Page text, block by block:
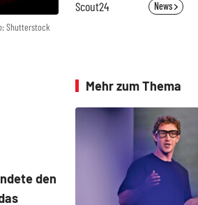
Shutterstock
den
Scout24 News
Mehr zum Thema